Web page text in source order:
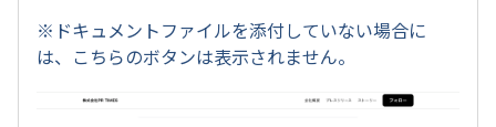
※ドキュメントファイルを添付していない場合に
は、こちらのボタンは表示されません。